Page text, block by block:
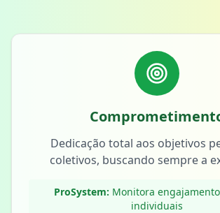
Dedicação total aos objetivos
coletivos, buscando sempre a
ProSystem: Monitora
individuais